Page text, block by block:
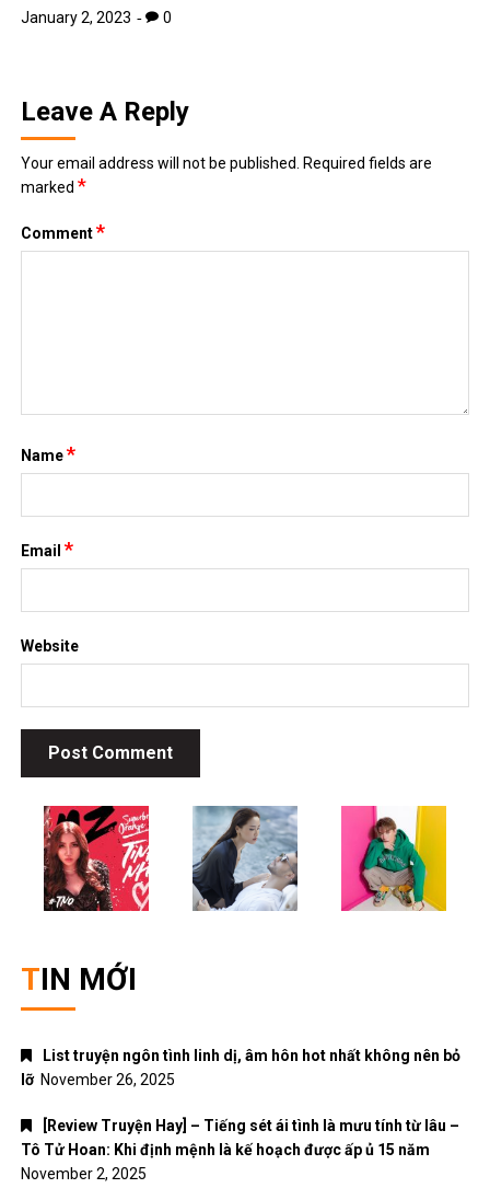
January 2, 2023 0
Leave A Reply
Your email address will not be published.
Required fields are
marked*
Comment*
Name*
Email*
Website
TIN MỚI
List truyện ngôn tình linh dị, âm hôn hot nhất không nên bỏ
lỡ November 26, 2025
[Review Truyện Hay] – Tiếng sét ái tình là mưu tính từ lâu –
Tô Tử Hoan: Khi định mệnh là kế hoạch được ấp ủ 15 năm
November 2, 2025